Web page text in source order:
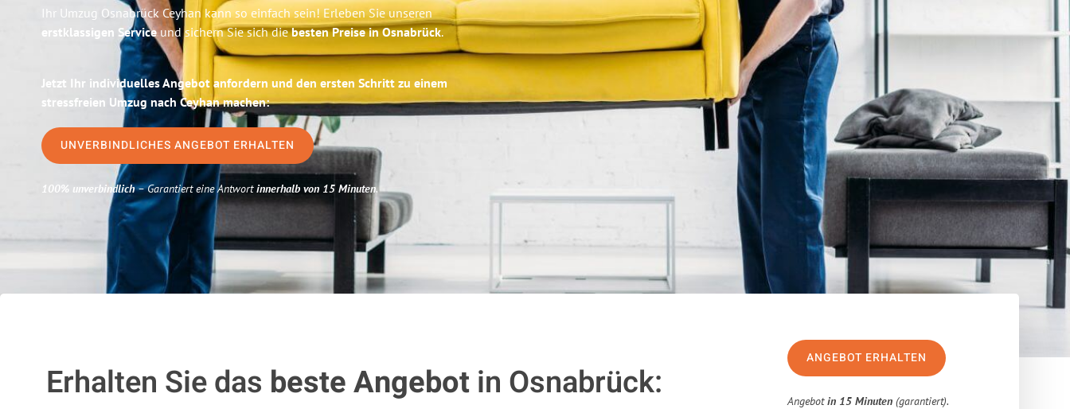
Ihr Umzug Osnabrück Ceyhan kann so einfach sein! Erleben Sie unseren
erstklassigen Serviceund sichern Sie sich diebesten Preise in Osnabrück.
Jetzt Ihr individuelles Angebot anfordern und den ersten Schritt zu einem
stressfreien Umzug nach Ceyhan machen:
UNVERBINDLICHES ANGEBOT ERHALTEN
100% unverbindlich– Garantiert eine Antwortinnerhalb von 15 Minuten.
Erhalten Sie das beste Angebotin Osnabrück:
ANGEBOT ERHALTEN
Angebotin 15 Minuten (garantiert).